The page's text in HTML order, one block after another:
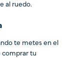
al ruedo.
te metes en el
comprar tu